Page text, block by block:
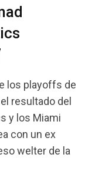
los playoffs de
resultado del
y los Miami
con un ex
welter de la